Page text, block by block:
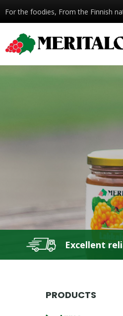
For the foodies, From the Finnish
Excellent
PRODUCTS